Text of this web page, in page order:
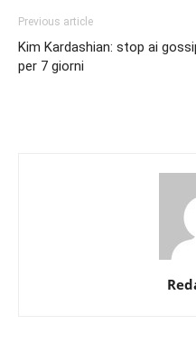
Previous article
Kim Kardashian: stop ai
per 7 giorni